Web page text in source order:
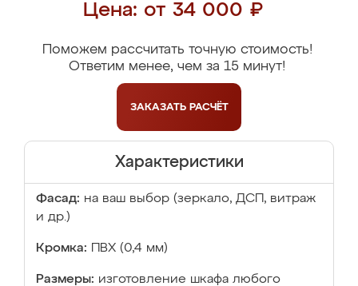
Цена: от 34 000 ₽
Поможем рассчитать точную стоимость!
Ответим менее, чем за 15 минут!
ЗАКАЗАТЬ РАСЧЁТ
Характеристики
Фасад: на ваш выбор (зеркало, ДСП, витраж
и др.)
Кромка: ПВХ (0,4 мм)
Размеры: изготовление шкафа любого